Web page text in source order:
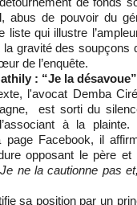
abus de pouvoir du
liste qui illustre
gravité des soupçons
de l’enquête.
: “Je la désavoue”
l'avocat Demba
est sorti du
à la plainte.
Facebook, il
opposant le père
ne la cautionne pas
sa position par un